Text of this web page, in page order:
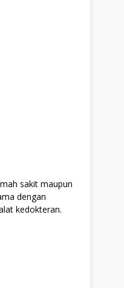
sakit maupun
dengan
kedokteran.